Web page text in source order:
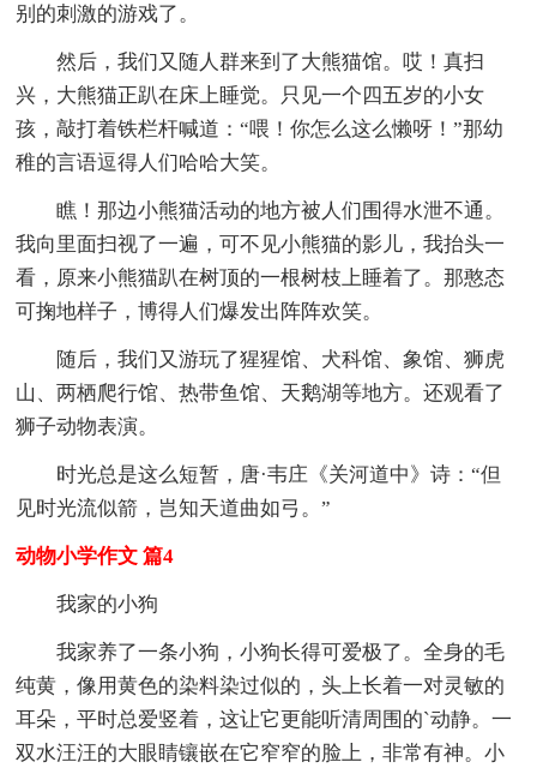
别的刺激的游戏了。
然后，我们又随人群来到了大熊猫馆。哎！真扫
兴，大熊猫正趴在床上睡觉。只见一个四五岁的小女
孩，敲打着铁栏杆喊道：“喂！你怎么这么懒呀！”那幼
稚的言语逗得人们哈哈大笑。
瞧！那边小熊猫活动的地方被人们围得水泄不通。
我向里面扫视了一遍，可不见小熊猫的影儿，我抬头一
看，原来小熊猫趴在树顶的一根树枝上睡着了。那憨态
可掬地样子，博得人们爆发出阵阵欢笑。
随后，我们又游玩了猩猩馆、犬科馆、象馆、狮虎
山、两栖爬行馆、热带鱼馆、天鹅湖等地方。还观看了
狮子动物表演。
时光总是这么短暂，唐·韦庄《关河道中》诗：“但
见时光流似箭，岂知天道曲如弓。”
动物小学作文 篇4
我家的小狗
我家养了一条小狗，小狗长得可爱极了。全身的毛
纯黄，像用黄色的染料染过似的，头上长着一对灵敏的
耳朵，平时总爱竖着，这让它更能听清周围的`动静。一
双水汪汪的大眼睛镶嵌在它窄窄的脸上，非常有神。小